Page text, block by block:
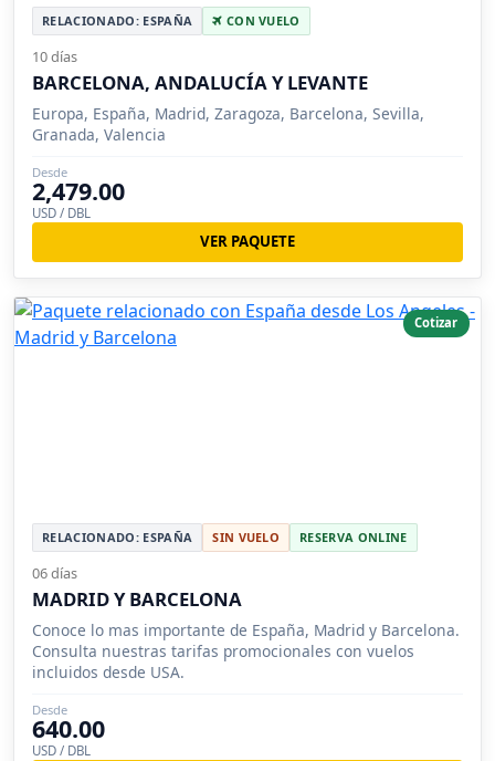
RELACIONADO: ESPAÑA CON VUELO
10 días
BARCELONA, ANDALUCÍA Y LEVANTE
Europa, España, Madrid, Zaragoza, Barcelona, Sevilla,
Granada, Valencia
Desde
2,479.00
USD / DBL
VER PAQUETE
Cotizar
RELACIONADO: ESPAÑA SIN VUELO RESERVA ONLINE
06 días
MADRID Y BARCELONA
Conoce lo mas importante de España, Madrid y Barcelona.
Consulta nuestras tarifas promocionales con vuelos
incluidos desde USA.
Desde
640.00
USD / DBL